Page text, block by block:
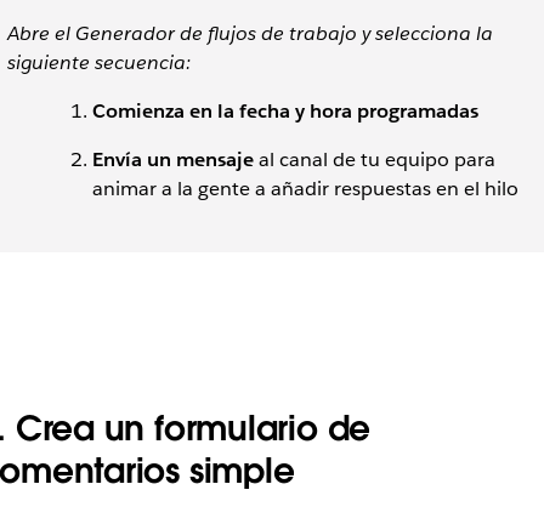
Abre el Generador de flujos de trabajo y selecciona la
siguiente secuencia:
Comienza en la fecha y hora programadas
Envía un mensajeal canal de tu equipo para
animar a la gente a añadir respuestas en el hilo
Crea un formulario de
simple